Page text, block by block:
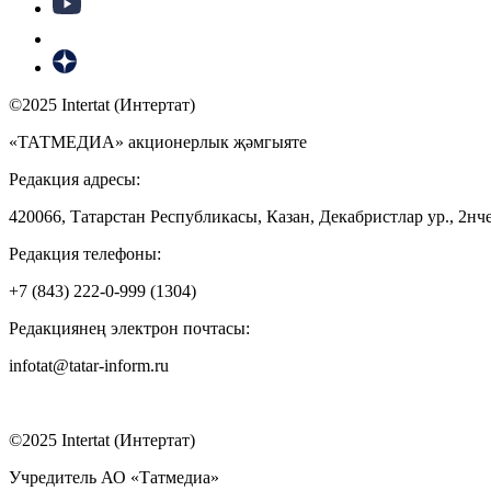
©2025 Intertat (Интертат)
«ТАТМЕДИА» акционерлык җәмгыяте
Редакция адресы:
420066, Татарстан Республикасы, Казан, Декабристлар ур.,
Редакция телефоны:
+7 (843) 222-0-999 (1304)
Редакциянең электрон почтасы:
infotat@tatar-inform.ru
©2025 Intertat (Интертат)
Учредитель АО «Татмедиа»